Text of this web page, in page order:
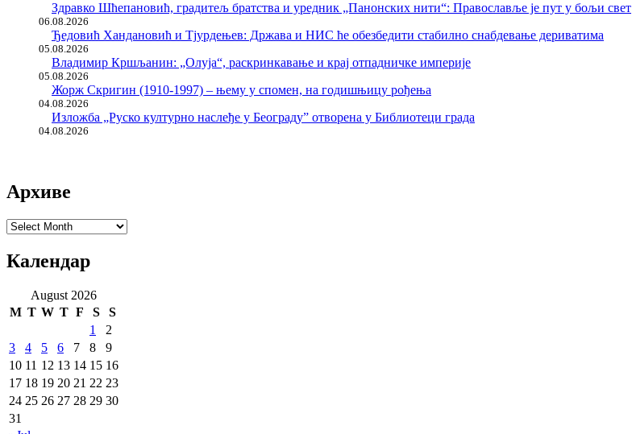
Здравко Шћепановић, градитељ братства и уредник „Панонских нити“: Православље је пут у бољи свет
06.08.2026
Ђедовић Хандановић и Тјурдењев: Држава и НИС ће обезбедити стабилно снабдевање дериватима
05.08.2026
Владимир Кршљанин: „Олуја“, раскринкавање и крај отпадничке империје
05.08.2026
Жорж Скригин (1910-1997) – њему у спомен, на годишњицу рођења
04.08.2026
Изложба „Руско културно наслеђе у Београду” отворена у Библиотеци града
04.08.2026
Архиве
Архиве
Календар
August 2026
M T W T F S
S
1
2
3
4 5 6 7 8
9
10 11 12 13 14 15 16
17 18 19 20 21 22 23
24 25 26 27 28 29 30
31